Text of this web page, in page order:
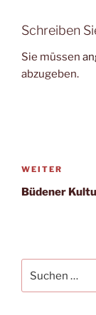
Schreiben
Sie müssen
abzugeben.
Nächster
Beitrag
WEITER
Büdener
nach: